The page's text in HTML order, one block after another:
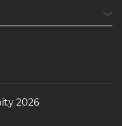
2026